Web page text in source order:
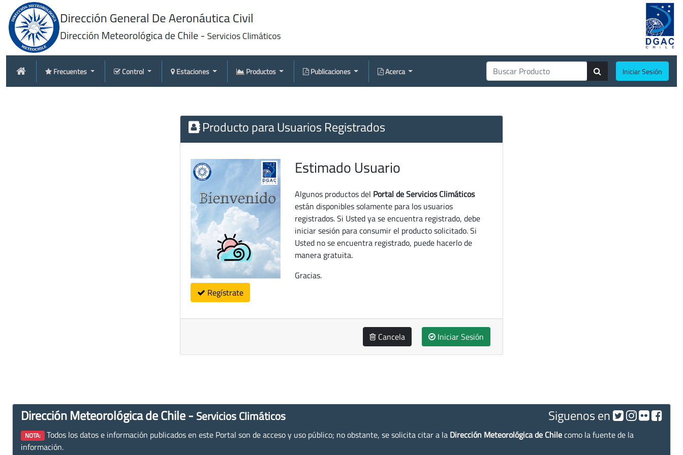
Frecuentes Control Estaciones Productos Publicaciones Acerca Iniciar Sesión
Producto para Usuarios Registrados
Regístrate
Estimado Usuario
Algunos productos del Portal de Servicios Climáticos
están disponibles solamente para los usuarios
registrados. Si Usted ya se encuentra registrado, debe
iniciar sesión para consumir el producto solicitado. Si
Usted no se encuentra registrado, puede hacerlo de
manera gratuita.
Gracias.
Cancela Iniciar Sesión
Dirección Meteorológica de Chile - Servicios Climáticos Siguenos en
NOTA: Todos los datos e información publicados en este Portal son de acceso y uso público; no obstante, se solicita citar a la Dirección Meteorológica de Chilecomo la fuente de la
información.